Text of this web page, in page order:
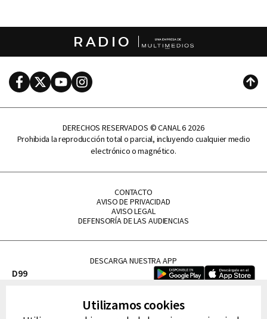
RADIO
FacebookTwitterYoutubeInstagram
DERECHOS RESERVADOS © CANAL 6 2026
Prohibida la reproducción total o parcial, incluyendo cualquier medio
electrónico o magnético.
CONTACTO
AVISO DE PRIVACIDAD
AVISO LEGAL
DEFENSORÍA DE LAS AUDIENCIAS
DESCARGA NUESTRA APP
D99
Utilizamos cookies